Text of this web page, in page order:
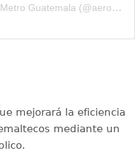
Una publicación compartida por AeroMetro Guatemala (@aerometrogt)
mejorará la eficiencia
mediante un